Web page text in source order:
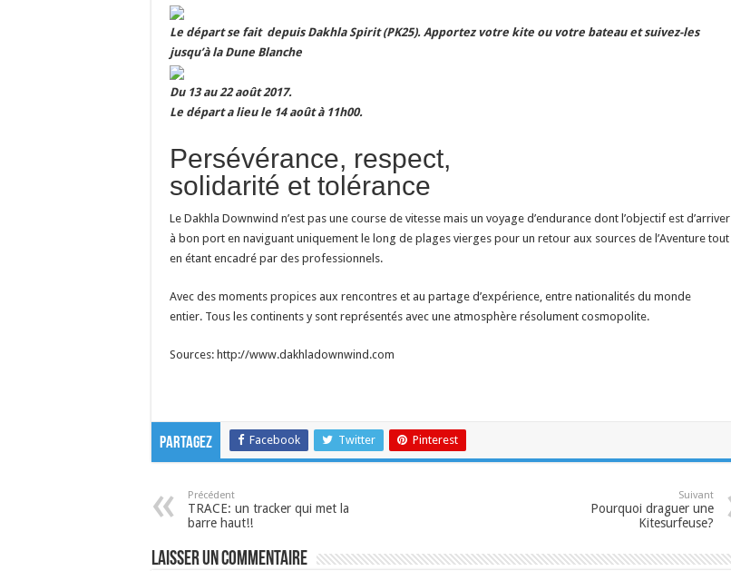
Le départ se fait depuis Dakhla Spirit (PK25). Apportez votre kite ou votre bateau et suivez-les
jusqu’à la Dune Blanche
Du 13 au 22 août 2017.
Le départ a lieu le 14 août à 11h00.
Persévérance, respect,
solidarité et tolérance
Le Dakhla Downwind n’est pas une course de vitesse mais un voyage d’endurance dont l’objectif est d’arriver
à bon port en naviguant uniquement le long de plages vierges pour un retour aux sources de l’Aventure tout
en étant encadré par des professionnels.
Avec des moments propices aux rencontres et au partage d’expérience, entre nationalités du monde
entier. Tous les continents y sont représentés avec une atmosphère résolument cosmopolite.
Sources: http://www.dakhladownwind.com
Partagez Facebook Twitter Pinterest
Précédent
TRACE: un tracker qui met la
barre haut!!
Suivant
Pourquoi draguer une
Kitesurfeuse?
Laisser un commentaire